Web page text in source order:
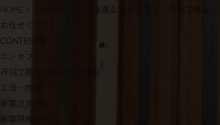
（3）ユーザーの本人確認を行うために，氏名，生年月日，住
所，電話番号，銀行口座番号，クレジットカード番号，運転
免許証番号，配達証明付き郵便の到達結果などの情報を利用
する目的
数量，利用されたサービスの種類や期間，回数，請求金額，
氏名，住所，銀行口座番号やクレジットカード番号などの支
（5）ユーザーが簡便にデータを入力できるようにするため
に，当社に登録されている情報を入力画面に表示させたり，
ユーザーのご指示に基づいて他のサービスなど（提携先が提
供するものも含みます）に転送したりする目的
HOME ｜ 岩倉市で丈夫で快適な家づくりなら丹羽工務店に
お任せください。
CONTENTS
コンセプト
丹羽工務店が選ばれる理由
工法・性能
新築注文住宅
新築規格住宅